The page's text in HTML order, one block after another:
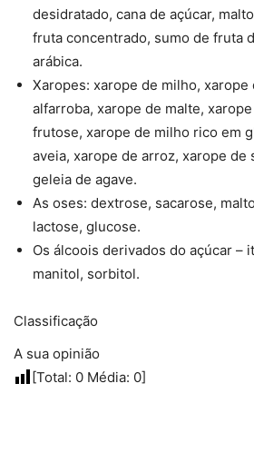
desidratado, cana de açúcar,
fruta concentrado, sumo de fruta
arábica.
Xaropes: xarope de milho, xarope
alfarroba, xarope de malte,
frutose, xarope de milho rico em
aveia, xarope de arroz, xarope de
geleia de agave.
As oses: dextrose, sacarose,
lactose, glucose.
Os álcoois derivados do açúcar –
manitol, sorbitol.
Classificação
A sua opinião
[Total: 0 Média: 0]